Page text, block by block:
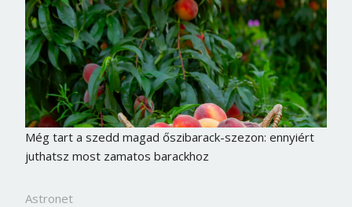
Még tart a szedd magad őszibarack-szezon: ennyiért
juthatsz most zamatos barackhoz
Astronet